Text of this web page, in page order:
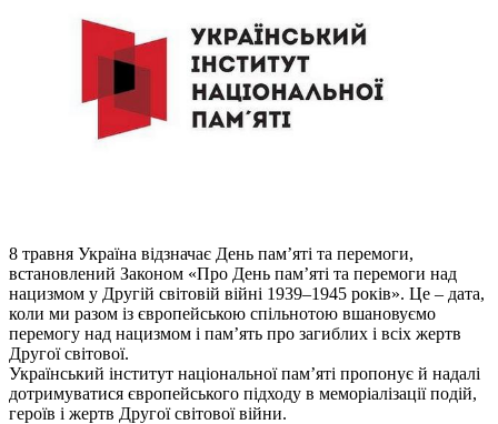
8 травня Україна відзначає День пам’яті та перемоги,
встановлений Законом «Про День пам’яті та перемоги над
нацизмом у Другій світовій війні 1939–1945 років». Це – дата,
коли ми разом із європейською спільнотою вшановуємо
перемогу над нацизмом і памʼять про загиблих і всіх жертв
Другої світової.
Український інститут національної пам’яті пропонує й надалі
дотримуватися європейського підходу в меморіалізації подій,
героїв і жертв Другої світової війни.